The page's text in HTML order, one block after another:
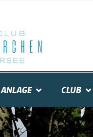
ANLAGE CLUB